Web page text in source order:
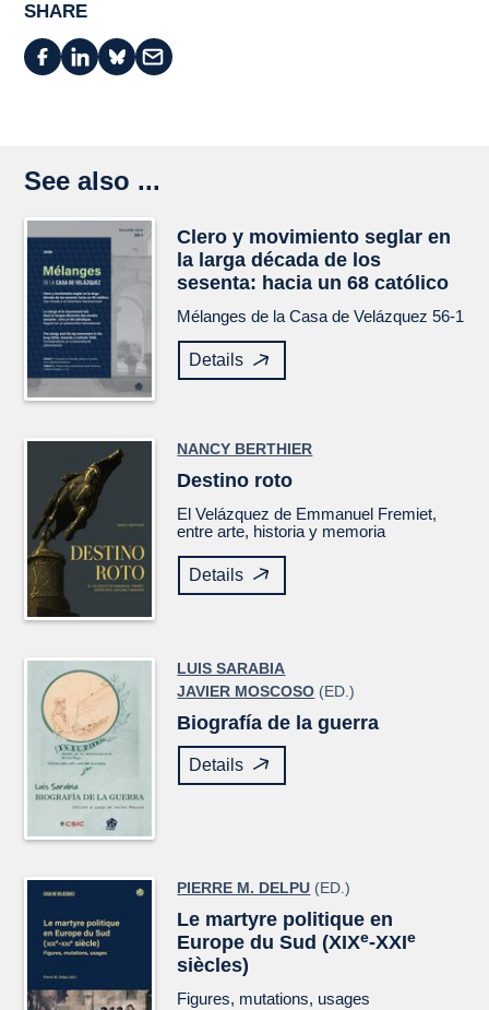
SHARE
See also ...
Clero y movimiento seglar en
la larga década de los
sesenta: hacia un 68 católico
Mélanges de la Casa de Velázquez 56-1
Details
NANCY BERTHIER
Destino roto
ElVelázquez de Emmanuel Fremiet,
entre arte, historia y memoria
Details
LUIS SARABIA
JAVIER MOSCOSO (ED.)
Biografía de la guerra
Details
PIERRE M. DELPU (ED.)
Le martyre politique en
Europe du Sud (XIXe-XXIe
siècles)
Figures, mutations, usages